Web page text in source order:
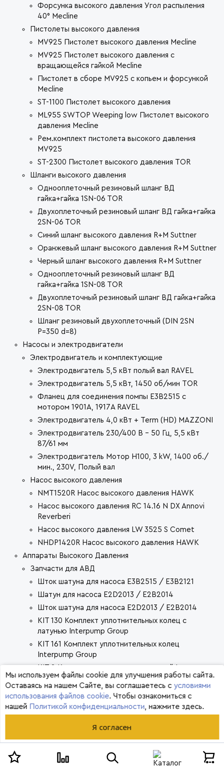
Форсунка высокого давления Угол распыления
40° Mecline
Пистолеты высокого давления
MV925 Пистолет высокого давления Mecline
MV925 Пистолет высокого давления с
вращающейся гайкой Mecline
Пистолет в сборе MV925 с копьем и форсункой
Mecline
ST-1100 Пистолет высокого давления
ML955 SWTOP Weeping low Пистолет высокого
давления Mecline
Рем.комплект пистолета высокого давления
MV925
ST-2300 Пистолет высокого давления TOR
Шланги высокого давления
Однооплеточный резиновый шланг ВД
гайка+гайка 1SN-06 TOR
Двухоплеточный резиновый шланг ВД гайка+гайка
2SN-06 TOR
Синий шланг высокого давления R+M Suttner
Оранжевый шланг высокого давления R+M Suttner
Черный шланг высокого давления R+M Suttner
Однооплеточный резиновый шланг ВД
гайка+гайка 1SN-08 TOR
Двухоплеточный резиновый шланг ВД гайка+гайка
2SN-08 TOR
Шланг резиновый двухоплеточный (DIN 2SN
P=350 d=8)
Насосы и электродвигатели
Электродвигатель и комплектующие
Электродвигатель 5,5 кВт полый вал RAVEL
Электродвигатель 5,5 кВт, 1450 об/мин TOR
Фланец для соединения помпы Е3В2515 с
мотором 1901А, 1917А RAVEL
Электродвигатель 4,0 кВт + Term (HD) MAZZONI
Электродвигатель 230/400 В - 50 Гц, 5,5 кВт
87/61 мм
Электродвигатель Мотор H100, 3 kW, 1400 об./
мин., 230V, Полый вал
Насос высокого давления
NMT1520R Насос высокого давления HAWK
Насос высокого давления RC 14.16 N DX Annovi
Reverberi
Насос высокого давления LW 3525 S Comet
NHDP1420R Насос высокого давления HAWK
Аппараты Высокого Давления
Запчасти для АВД
Шток шатуна для насоса E3B2515 / E3B2121
Шатун для насоса E2D2013 / E2B2014
Шток шатуна для насоса E2D2013 / E2B2014
KIT 130 Комплект уплотнительных колец с
латунью Interpump Group
KIT 161 Комплект уплотнительных колец
Interpump Group
Group
KIT 88 Сальники высокого давления для Elite
Interpump Group
KIT 1 Комплект клапанов для Royal Press
Interpump Group
KIT 271 Ремонтный комплект колец для Evolution
KIT 269 Ремонтный комплект клапанов для
Мы используем файлы cookie для улучшения работы сайта.
Оставаясь на нашем Сайте, вы соглашаетесь с условиями
использования файлов cookie. Чтобы ознакомиться с
нашей Политикой конфиденциальности, нажмите здесь.
Я согласен